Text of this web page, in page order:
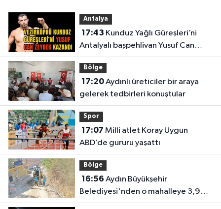
Antalya
17:43
Antalyalı başpehlivan Yusuf Can
Zeybek kazandı
Bölge
17:20Aydınlı üreticiler bir araya
gelerek tedbirleri konuştular
Spor
17:07
ABD’de gururu yaşattı
Bölge
16:56
Belediyesi'nden o mahalleye 3,9
milyon TL’lik yatırım